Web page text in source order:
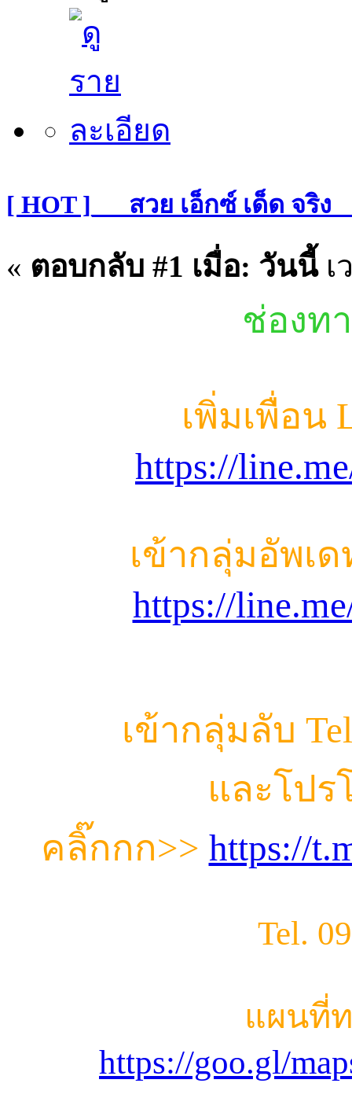
[ HOT ]___สวย เอ็กซ์ เด็ด จริง
« ตอบกลับ #1 เมื่อ: วันนี้เ
ช่องท
เพิ่มเพื่อน
https://
เข้ากลุ่มอัพเ
https://
เข้ากลุ่มลับ
และโป
คลิ๊กกก>> https://
Tel.
แผนที่
https://goo.gl/